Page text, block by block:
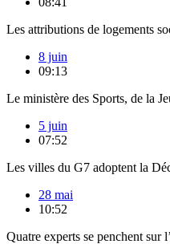
Les attributions de logements
8 juin
09:13
Le ministère des Sports, de la
5 juin
07:52
Les villes du G7 adoptent la
28 mai
10:52
Quatre experts se penchent sur